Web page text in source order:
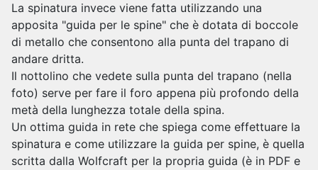
La spinatura invece viene fatta utilizzando una
apposita "guida per le spine" che è dotata di boccole
di metallo che consentono alla punta del trapano di
andare dritta.
Il nottolino che vedete sulla punta del trapano (nella
foto) serve per fare il foro appena più profondo della
metà della lunghezza totale della spina.
Un ottima guida in rete che spiega come effettuare la
spinatura e come utilizzare la guida per spine, è quella
scritta dalla Wolfcraft per la propria guida (è in PDF e